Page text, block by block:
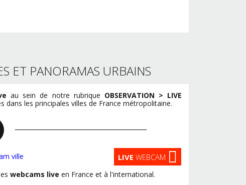
ET PANORAMAS URBAINS
au sein de notre rubrique OBSERVATION > LIVE
dans les principales villes de France métropolitaine.
LIVE WEBCAM
webcams live en France et à l'international.